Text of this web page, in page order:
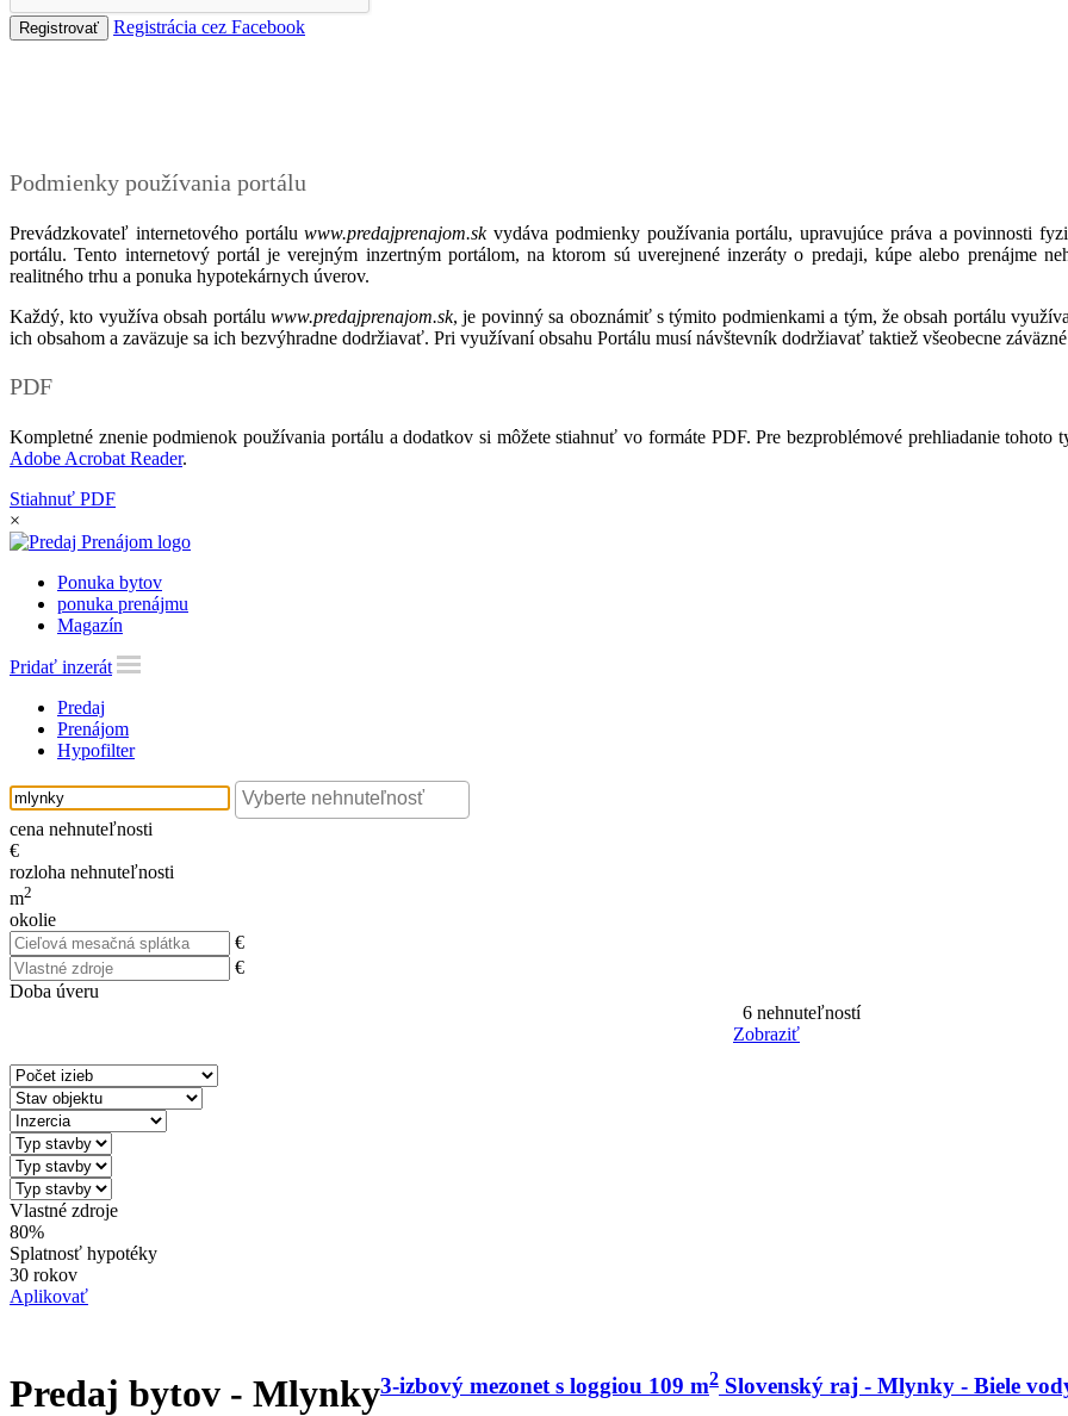
Registrácia cez Facebook
Podmienky používania portálu
Prevádzkovateľ internetového portáluwww.predajprenajom.skvydáva podmienky používania portálu, upravujúce práva a povinnosti
portálu. Tento internetový portál je verejným inzertným portálom, na ktorom sú uverejnené inzeráty o predaji, kúpe alebo prenájme
realitného trhu a ponuka hypotekárnych úverov.
Každý, kto využíva obsah portálu www.predajprenajom.sk, je povinný sa oboznámiť s týmito podmienkami a tým, že obsah portálu
ich obsahom a zaväzuje sa ich bezvýhradne dodržiavať. Pri využívaní obsahu Portálu musí návštevník dodržiavať taktiež všeobecne
PDF
Kompletné znenie podmienok používania portálu a dodatkov si môžete stiahnuť vo formáte PDF. Pre bezproblémové prehliadanie
Adobe Acrobat Reader.
Stiahnuť PDF
×
Ponuka bytov
ponuka prenájmu
Magazín
Pridať inzerát
Predaj
Prenájom
Hypofilter
cena nehnuteľnosti
€
rozloha nehnuteľnosti
m2
okolie
€
€
Doba úveru
6nehnuteľností
Zobraziť
Vlastné zdroje
80%
Splatnosť hypotéky
30 rokov
Aplikovať
Predaj bytov - Mlynky3-izbový mezonet s loggiou 109 m2 Slovenský raj - Mlynky - Biele